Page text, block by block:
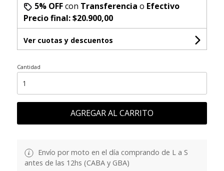
5% OFFcon Transferencia o Efectivo
Precio final:$20.900,00
Ver cuotas y descuentos
Cantidad
AGREGAR AL CARRITO
Envío por moto en el día comprando de L a S
antes de las 12hs (CABA y GBA)